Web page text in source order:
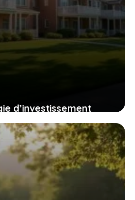
d’investissement
en 2023 ? Découvrez